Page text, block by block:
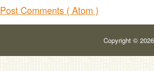
Post Comments ( Atom )
Copyright ©